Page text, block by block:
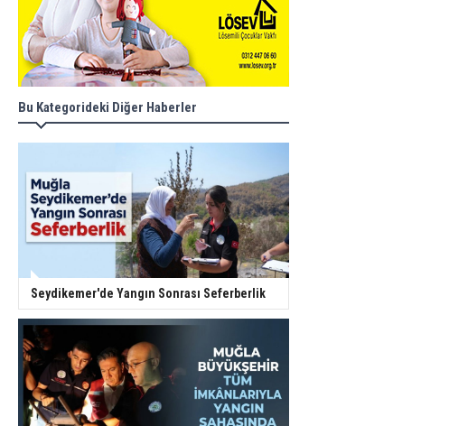
Bu Kategorideki Diğer Haberler
Seydikemer'de Yangın Sonrası Seferberlik